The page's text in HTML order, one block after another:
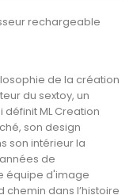
rechargeable
de la création
du sextoy, un
ML Creation
son design
son intérieur la
de
équipe d'image
chemin dans l’histoire